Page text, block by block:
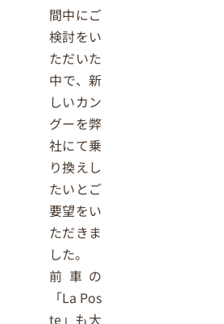
間中にご
検討をい
ただいた
中で、新
しいカン
グーを弊
社にて乗
り換えし
たいとご
要望をい
ただきま
した。
前車の
「La Pos
te」も大